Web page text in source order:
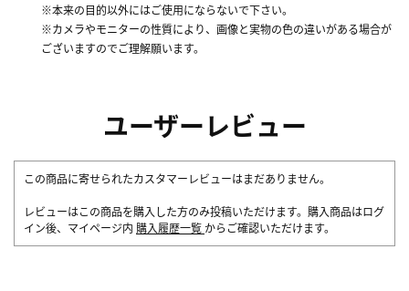
※本来の目的以外にはご使用にならないで下さい。
※カメラやモニターの性質により、画像と実物の色の違いがある場合が
ございますのでご理解願います。
ユーザーレビュー
この商品に寄せられたカスタマーレビューはまだありません。
レビューはこの商品を購入した方のみ投稿いただけます。購入商品はログ
イン後、マイページ内 購入履歴一覧 からご確認いただけます。